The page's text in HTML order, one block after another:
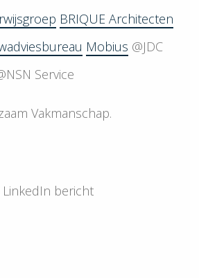
BRIQUE Architecten
Mobius @JDC
Service
Vakmanschap.
bericht